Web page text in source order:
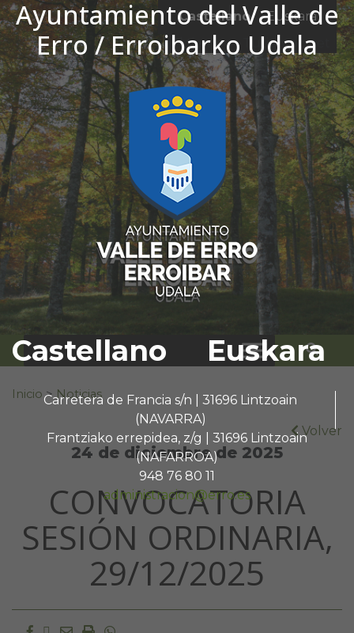
Ayuntamiento del Valle de
Erro / Erroibarko Udala
Castellano Euskara
Carretera de Francia s/n | 31696 Lintzoain
(NAVARRA)
Frantziako errepidea, z/g | 31696 Lintzoain
(NAFARROA)
948 76 80 11
administracion@erro.es
Ir al contenido
Castellano
Euskara
El tiempo - Tutiempo.net
Buscar:
Inicio > Noticias
Volver
24 de diciembre de 2025
CONVOCATORIA
SESIÓN ORDINARIA,
29/12/2025